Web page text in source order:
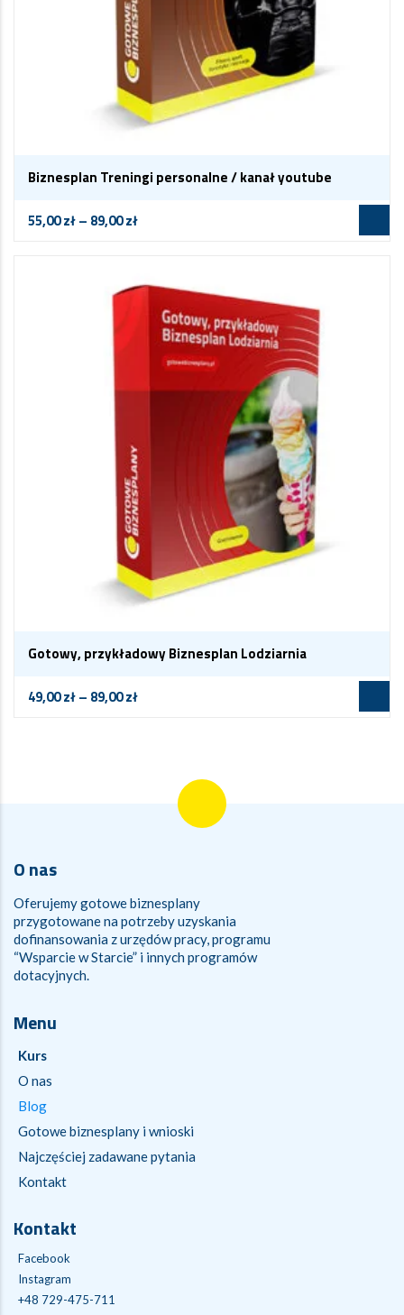
Biznesplan Treningi personalne / kanał youtube
55,00zł– 89,00zł
Gotowy, przykładowy Biznesplan Lodziarnia
49,00zł– 89,00zł
O nas
Oferujemy gotowe biznesplany
przygotowane na potrzeby uzyskania
dofinansowania z urzędów pracy, programu
“Wsparcie w Starcie” i innych programów
dotacyjnych.
Menu
Kurs
O nas
Blog
Gotowe biznesplany i wnioski
Najczęściej zadawane pytania
Kontakt
Kontakt
Facebook
Instagram
+48 729-475-711